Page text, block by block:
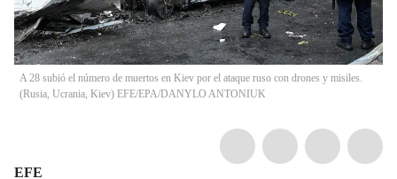
A 28 subió el número de muertos en Kiev por el ataque ruso con drones y misiles.
(Rusia, Ucrania, Kiev) EFE/EPA/DANYLO ANTONIUK
EFE